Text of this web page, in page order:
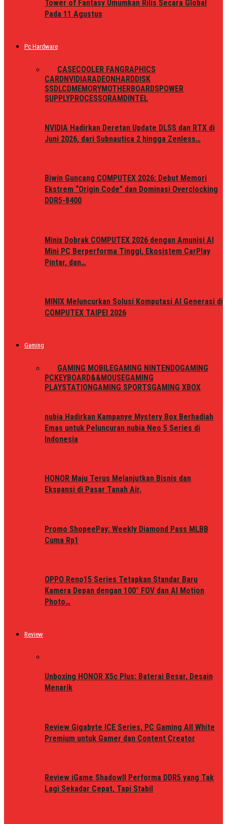
Tower of Fantasy Umumkan Rilis Secara Global
Pada 11 Agustus
Pc Hardware
CASECOOLER FAN GRAPHICS
CARDNVIDIARADEON HARDDISK
SSDLCDMEMORYMOTHERBOARDSPOWER
SUPPLYPROCESSORAMD INTEL
NVIDIA Hadirkan Deretan Update DLSS dan RTX di
Juni 2026, dari Subnautica 2 hingga Zenless…
Biwin Guncang COMPUTEX 2026: Debut Memori
Ekstrem “Origin Code” dan Dominasi Overclocking
DDR5-8400
Minix Dobrak COMPUTEX 2026 dengan Amunisi AI
Mini PC Berperforma Tinggi, Ekosistem CarPlay
Pintar, dan…
MINIX Meluncurkan Solusi Komputasi AI Generasi di
COMPUTEX TAIPEI 2026
Gaming
GAMING MOBILEGAMING NINTENDOGAMING
PCKEYBOARD&&MOUSEGAMING
PLAYSTATIONGAMING SPORTSGAMING XBOX
nubia Hadirkan Kampanye Mystery Box Berhadiah
Emas untuk Peluncuran nubia Neo 5 Series di
Indonesia
HONOR Maju Terus Melanjutkan Bisnis dan
Ekspansi di Pasar Tanah Air.
Promo ShopeePay: Weekly Diamond Pass MLBB
Cuma Rp1
OPPO Reno15 Series Tetapkan Standar Baru
Kamera Depan dengan 100° FOV dan AI Motion
Photo…
Review
Unboxing HONOR X5c Plus: Baterai Besar, Desain
Menarik
Review Gigabyte ICE Series, PC Gaming All White
Premium untuk Gamer dan Content Creator
Review iGame ShadowII Performa DDR5 yang Tak
Lagi Sekadar Cepat, Tapi Stabil